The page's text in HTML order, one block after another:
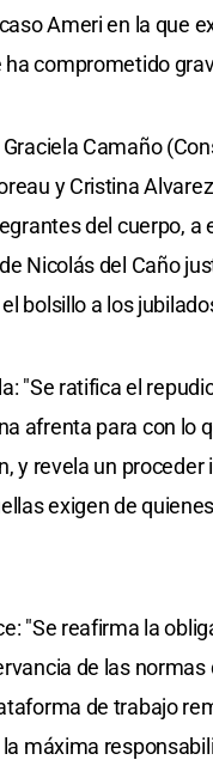
Ameri en la que
comprometido
Camaño
y Cristina
del cuerpo,
Nicolás del Caño
bolsillo a los
"Se ratifica el
afrenta para con lo
y revela un
exigen de
"Se reafirma la
de las
de trabajo
máxima